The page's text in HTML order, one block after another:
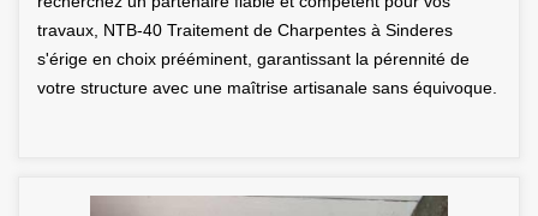
travaux, NTB-40 Traitement de Charpentes à Sinderes
s'érige en choix prééminent, garantissant la pérennité de
votre structure avec une maîtrise artisanale sans équivoque.